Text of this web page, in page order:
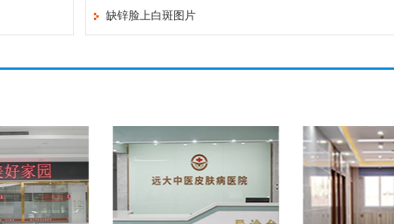
缺锌脸上白斑图片